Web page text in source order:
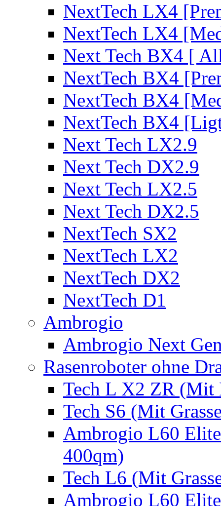
NextTech LX4
NextTech LX4
Next Tech BX4 [
NextTech BX4
NextTech BX4
NextTech BX4
Next Tech LX2.9
Next Tech DX2.9
Next Tech LX2.5
Next Tech DX2.5
NextTech SX2
NextTech LX2
NextTech DX2
NextTech D1
Ambrogio
Ambrogio Next
Rasenroboter ohne
Tech L X2 ZR (Mit
Tech S6 (Mit
Ambrogio L60
400qm)
Tech L6 (Mit
Ambrogio L60